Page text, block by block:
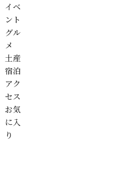
イベ
ント
グル
メ
土産
宿泊
アク
セス
お気
に入
り